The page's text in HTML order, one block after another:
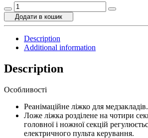
Ліжко
медичне
з
(4
секції)
91EU
quantity
Додати в кошик
Description
Additional information
Description
Особливості
Реанімаційне ліжко для медзакладів.
Ложе ліжка розділене на чотири
головної і ножної секцій
електричного пульта керування.